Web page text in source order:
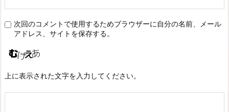
次回のコメントで使用するためブラウザーに自分の名前、メール
アドレス、サイトを保存する。
上に表示された文字を入力してください。